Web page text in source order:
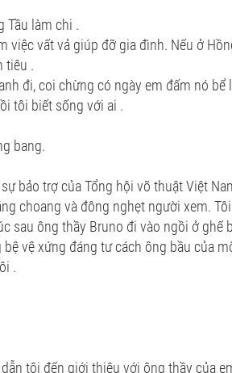
Tầu làm chi .
việc vất vả giúp đỡ gia đình. Nếu ở
tiêu .
đi, coi chừng có ngày em đấm nó bể
tôi biết sống với ai .
bang.
bảo trợ của Tổng hội võ thuật Việt
choang và đông nghẹt người xem.
sau ông thầy Bruno đi vào ngồi ở ghế
vệ xứng đáng tư cách ông bầu của
.
tôi đến giới thiệu với ông thầy của